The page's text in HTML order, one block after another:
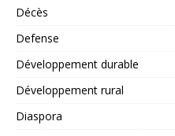
Décès
Defense
Développement durable
Développement rural
Diaspora